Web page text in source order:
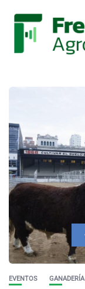
EVENTOS GANADERÍA